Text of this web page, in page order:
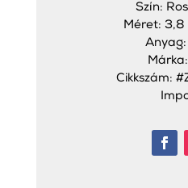
Szín:
Méret: 3,8
Anyag:
Cikkszám: